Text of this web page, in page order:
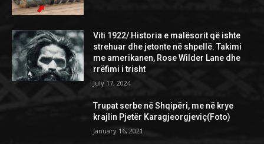
Viti 1922/ Historia e malësorit që ishte
strehuar dhe jetonte në shpellë. Takimi
me amerikanen, Rose Wilder Lane dhe
rrëfimi i trisht
July 17, 2024
Trupat serbe në Shqipëri, me në krye
krajlin Pjetër Karagjeorgjeviç(Foto)
January 16, 2021